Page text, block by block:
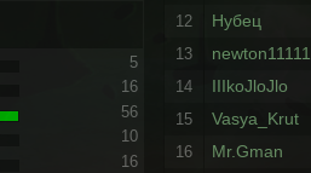
5
16
56
10
16
12 Нубец
13
14 IIIkoJloJlo
15 Vasya_Krut
16 Mr.Gman